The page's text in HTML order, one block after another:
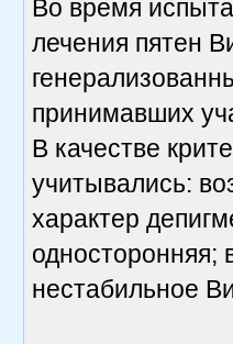
Во время
лечения пятен
принимавших
В качестве
учитывались:
характер
односторонняя;
нестабильное